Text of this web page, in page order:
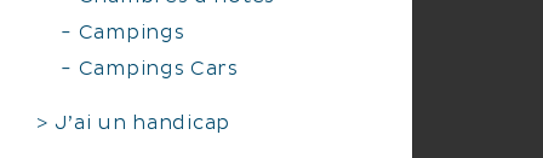
Campings
Campings Cars
J’ai un handicap